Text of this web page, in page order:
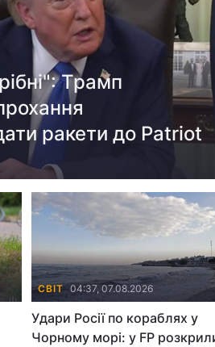
Трамп
ракети до Patriot
СВІТ 04:37, 07.08.2026
Удари Росії по кораблях у
Чорному морі: у FP